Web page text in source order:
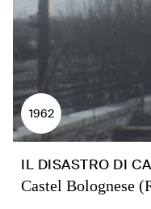
1962
IL DISASTRO DI
Castel Bolognese